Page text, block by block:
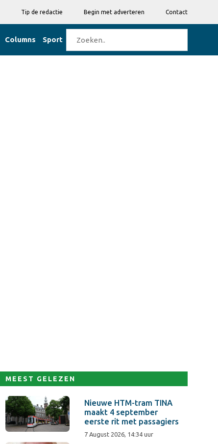
Tip de redactie Begin met adverteren Contact
Columns Sport
MEEST GELEZEN
Nieuwe HTM-tram TINA
maakt 4 september
eerste rit met passagiers
7 August 2026, 14:34 uur